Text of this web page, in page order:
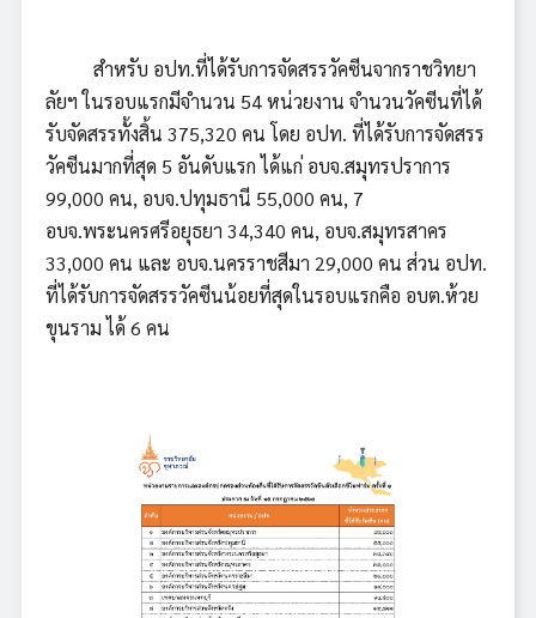
สำหรับ อปท.ที่ได้รับการจัดสรรวัคซีนจากราชวิทยา
ลัยฯ ในรอบแรกมีจำนวน 54 หน่วยงาน จำนวนวัคซีนที่ได้
รับจัดสรรทั้งสิ้น 375,320 คน โดย อปท. ที่ได้รับการจัดสรร
วัคซีนมากที่สุด 5 อันดับแรก ได้แก่ อบจ.สมุทรปราการ
99,000 คน, อบจ.ปทุมธานี 55,000 คน, 7
อบจ.พระนครศรีอยุธยา 34,340 คน, อบจ.สมุทรสาคร
33,000 คน และ อบจ.นครราชสีมา 29,000 คน ส่วน อปท.
ที่ได้รับการจัดสรรวัคซีนน้อยที่สุดในรอบแรกคือ อบต.ห้วย
ขุนราม ได้ 6 คน